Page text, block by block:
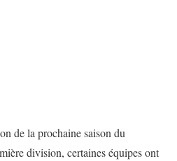
de la prochaine saison du
division, certaines équipes ont